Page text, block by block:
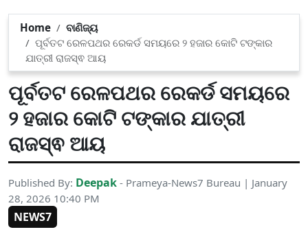
Home
ବାଣିଜ୍ୟ
ପୂର୍ବତଟ ରେଳପଥର ରେକର୍ଡ ସମୟରେ ୨ ହଜାର କୋଟି ଟଙ୍କାର
ଯାତ୍ରୀ ରାଜସ୍ଵ ଆୟ
ପୂର୍ବତଟ ରେଳପଥର ରେକର୍ଡ ସମୟରେ
୨ ହଜାର କୋଟି ଟଙ୍କାର ଯାତ୍ରୀ
ରାଜସ୍ଵ ଆୟ
Published By: Deepak - Prameya-News7 Bureau | January
28, 2026 10:40 PM
NEWS7